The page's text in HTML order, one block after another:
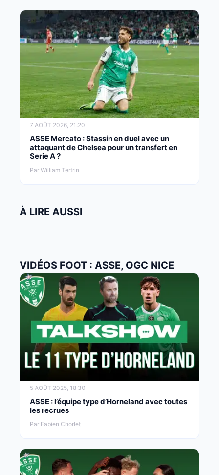
7 AOÛT 2026, 21:20
ASSE Mercato : Stassin en duel avec un
attaquant de Chelsea pour un transfert en
Serie A ?
Par William Tertrin
À LIRE AUSSI
VIDÉOS FOOT : ASSE, OGC NICE
5 AOÛT 2025, 18:30
ASSE : l’équipe type d’Horneland avec toutes
les recrues
Par Fabien Chorlet